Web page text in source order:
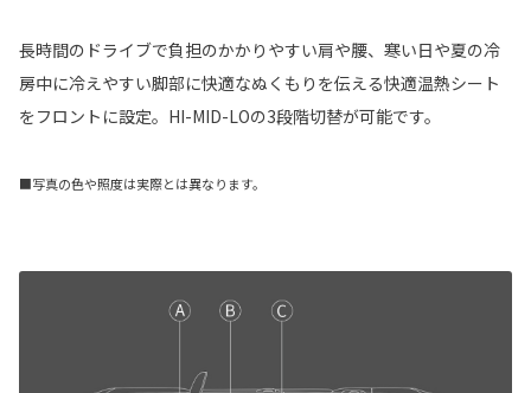
長時間のドライブで負担のかかりやすい肩や腰、寒い日や夏の冷
房中に冷えやすい脚部に快適なぬくもりを伝える快適温熱シート
をフロントに設定。HI-MID-LOの3段階切替が可能です。
■写真の色や照度は実際とは異なります。